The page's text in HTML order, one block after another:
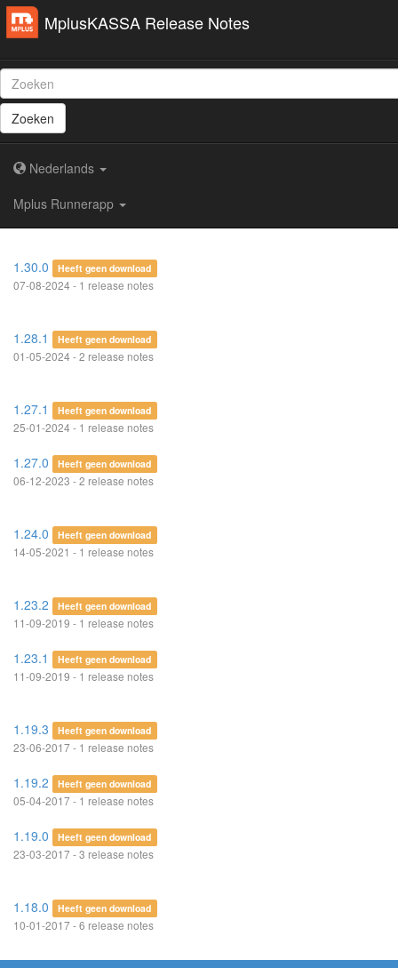
MplusKASSA Release Notes
Zoeken
Nederlands
Mplus Runnerapp
1.30.0 Heeft geen download
07-08-2024 - 1 release notes
1.28.1 Heeft geen download
01-05-2024 - 2 release notes
1.27.1 Heeft geen download
25-01-2024 - 1 release notes
1.27.0 Heeft geen download
06-12-2023 - 2 release notes
1.24.0 Heeft geen download
14-05-2021 - 1 release notes
1.23.2 Heeft geen download
11-09-2019 - 1 release notes
1.23.1 Heeft geen download
11-09-2019 - 1 release notes
1.19.3 Heeft geen download
23-06-2017 - 1 release notes
1.19.2 Heeft geen download
05-04-2017 - 1 release notes
1.19.0 Heeft geen download
23-03-2017 - 3 release notes
1.18.0 Heeft geen download
10-01-2017 - 6 release notes